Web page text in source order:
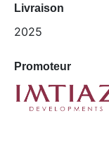
Livraison
2025
Promoteur